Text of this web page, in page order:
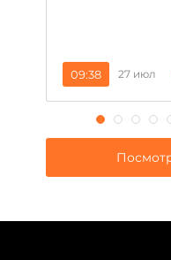
09:38 27 июл